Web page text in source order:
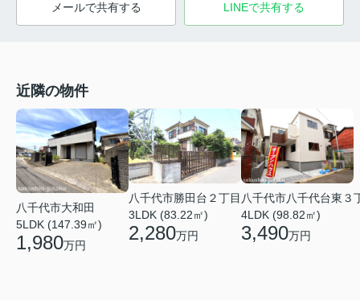
メールで共有する LINEで共有する
近隣の物件
八千代市大和田
5LDK (147.39㎡)
1,980万円
八千代市勝田台２丁目
3LDK (83.22㎡)
2,280万円
八千代市八千代台東３
4LDK (98.82㎡)
3,490万円